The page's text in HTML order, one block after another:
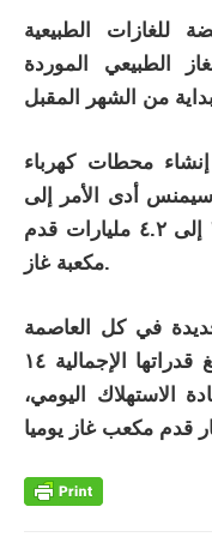
للغازات الطبيعية
الطبيعي الموردة
محطات كهرباء
أدى الأمر إلى
زيادة الضخ اليومي للكهرباء من ٣.٧ إلى ٤.٢ مليارات قدم
مكعبة غاز.
في كل العاصمة
الإدارية وبني سويف والبرلس والبالغ قدراتها الإجمالية ١٤
الاستهلاك اليومي،